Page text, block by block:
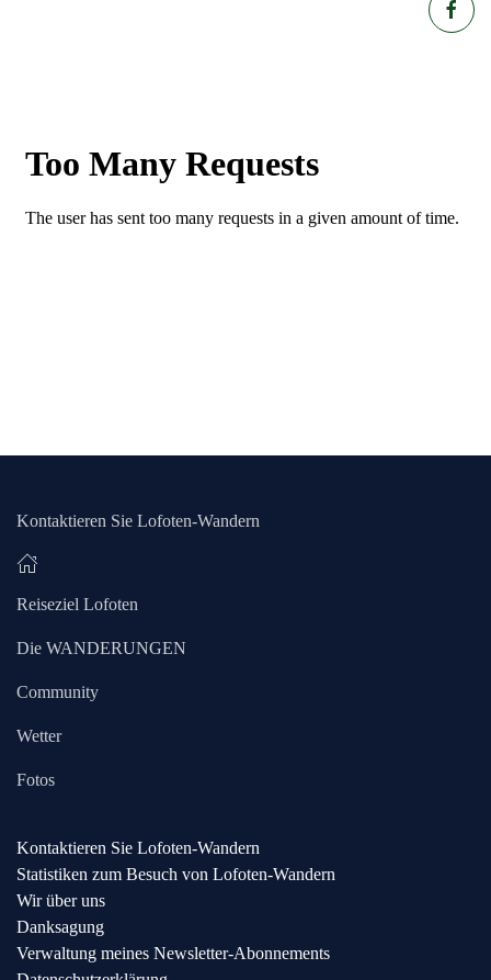
Kontaktieren Sie Lofoten-Wandern
Reiseziel Lofoten
Die WANDERUNGEN
Community
Wetter
Fotos
Kontaktieren Sie Lofoten-Wandern
Statistiken zum Besuch von Lofoten-Wandern
Wir über uns
Danksagung
Verwaltung meines Newsletter-Abonnements